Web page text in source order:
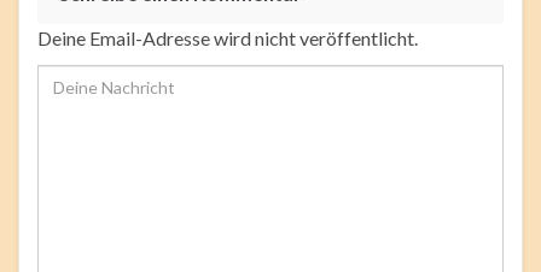
Deine Email-Adresse wird nicht veröffentlicht.